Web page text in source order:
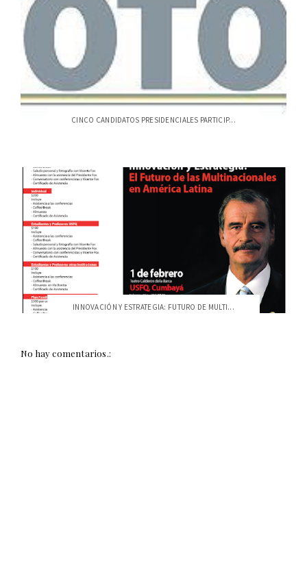
CINCO CANDIDATOS PRESIDENCIALES PARTICIP...
INNOVACIÓN Y ESTRATEGIA: FUTURO DE MULTI...
No hay comentarios.: